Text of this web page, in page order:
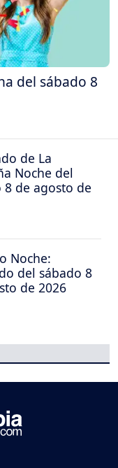
del sábado 8
de La
Noche del
8 de agosto de
Noche:
del sábado 8
de 2026